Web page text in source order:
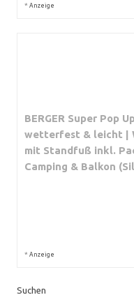
* Anzeige
BERGER Super Pop
wetterfest & leicht |
mit Standfuß inkl.
Camping & Balkon
* Anzeige
Suchen